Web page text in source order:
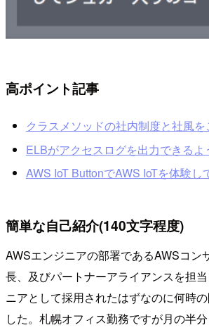
高ポイント記事
クラスメソッドの社内制度と社風
ELBがアクセスログを出力できるよ
AWS IoT ButtonでAWS IoTを体験し
簡単な自己紹介(140文字程度)
AWSエンジニアの部署であるAWSコン
長、及びパートナーアライアンスを担
ニアとして採用されたはずなのに何時
した。札幌オフィス勤務ですが月の半